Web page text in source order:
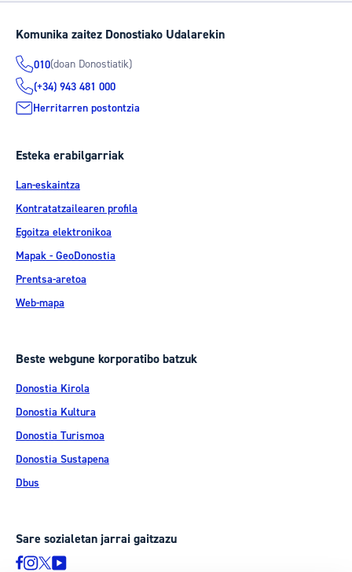
Komunika zaitez Donostiako Udalarekin
010(doan Donostiatik)
(+34) 943 481 000
Herritarren postontzia
Esteka erabilgarriak
Lan-eskaintza
Kontratatzailearen profila
Egoitza elektronikoa
Mapak - GeoDonostia
Prentsa-aretoa
Web-mapa
Beste webgune korporatibo batzuk
Donostia Kirola
Donostia Kultura
Donostia Turismoa
Donostia Sustapena
Dbus
Sare sozialetan jarrai gaitzazu